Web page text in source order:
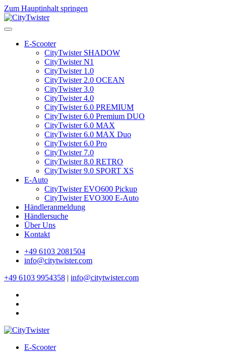
Zum Hauptinhalt springen
E-Scooter
CityTwister SHADOW
CityTwister N1
CityTwister 1.0
CityTwister 2.0 OCEAN
CityTwister 3.0
CityTwister 4.0
CityTwister 6.0 PREMIUM
CityTwister 6.0 Premium DUO
CityTwister 6.0 MAX
CityTwister 6.0 MAX Duo
CityTwister 6.0 Pro
CityTwister 7.0
CityTwister 8.0 RETRO
CityTwister 9.0 SPORT XS
E-Auto
CityTwister EVO600 Pickup
CityTwister EVO300 E-Auto
Händleranmeldung
Händlersuche
Über Uns
Kontakt
+49 6103 2081504
info@citytwister.com
+49 6103 9954358 | info@citytwister.com
E-Scooter